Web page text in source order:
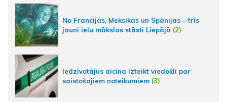
No Francijas, Meksikas un Spānijas – trīs
jauni ielu mākslas stāsti Liepājā (2)
Iedzīvotājus aicina izteikt viedokli par
saistošajiem noteikumiem (3)